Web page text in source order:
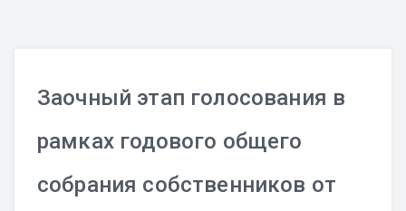
Заочный этап голосования в
рамках годового общего
собрания собственников от